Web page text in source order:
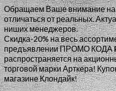
Обращаем Ваше внимание на
отличаться от реальных.
ниших менеджеров.
Скидка-20% на весь
предъявлении ПРОМО КОДА
распространяется на
торговой марки Арткера!
магазине Клондайк!